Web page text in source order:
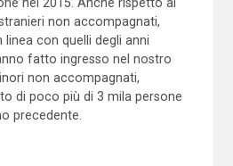
non accompagnati,
con quelli degli anni
fatto ingresso nel nostro
non accompagnati,
di poco più di 3 mila persone
precedente.